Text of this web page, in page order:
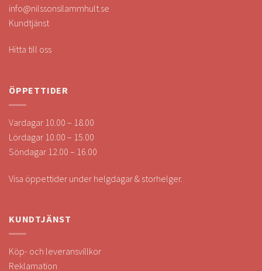
info@nilssonsilammhult.se
Kundtjänst
Hitta till oss
ÖPPETTIDER
Vardagar 10.00 – 18.00
Lördagar 10.00 – 15.00
Söndagar 12.00 – 16.00
Visa öppettider under helgdagar & storhelger.
KUNDTJÄNST
Köp- och leveransvillkor
Reklamation